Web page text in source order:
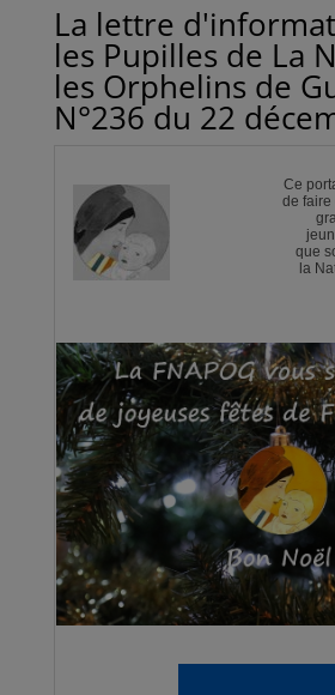
La lettre
les Pupilles de La
les Orphelins de
N°236 du 22